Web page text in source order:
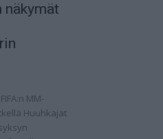
näkymät
MM-
Huuhkajat